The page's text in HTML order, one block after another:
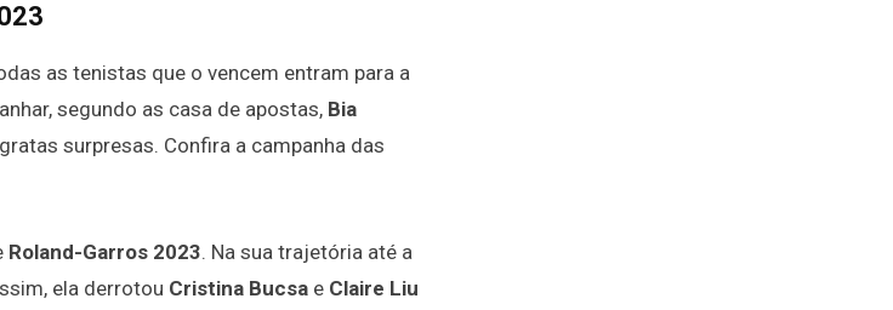
as tenistas que o vencem entram para a
segundo as casa de apostas, Bia
surpresas. Confira a campanha das
Roland-Garros 2023. Na sua trajetória até a
ela derrotou Cristina Bucsa e Claire Liu